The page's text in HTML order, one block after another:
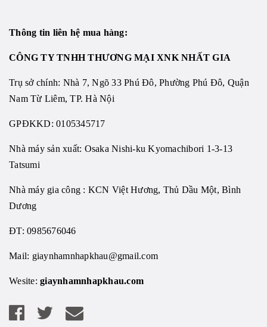
Thông tin liên hệ mua hàng:
CÔNG TY TNHH THƯƠNG MẠI XNK NHẤT GIA
Trụ sở chính: Nhà 7, Ngõ 33 Phú Đô, Phường Phú Đô, Quận
Nam Từ Liêm, TP. Hà Nội
GPĐKKD: 0105345717
Nhà máy sản xuất: Osaka Nishi-ku Kyomachibori 1-3-13
Tatsumi
Nhà máy gia công : KCN Việt Hương, Thủ Dầu Một, Bình
Dương
ĐT: 0985676046
Mail: giaynhamnhapkhau@gmail.com
Wesite: giaynhamnhapkhau.com